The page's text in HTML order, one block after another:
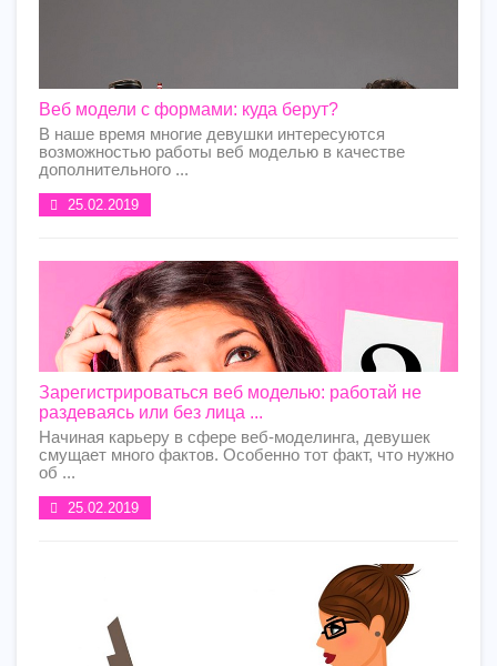
Веб модели с формами: куда берут?
В наше время многие девушки интересуются
возможностью работы веб моделью в качестве
дополнительного ...
25.02.2019
Зарегистрироваться веб моделью: работай не
раздеваясь или без лица ...
Начиная карьеру в сфере веб-моделинга, девушек
смущает много фактов. Особенно тот факт, что нужно
об ...
25.02.2019